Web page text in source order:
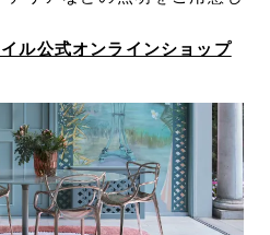
ル公式オンラインショップ